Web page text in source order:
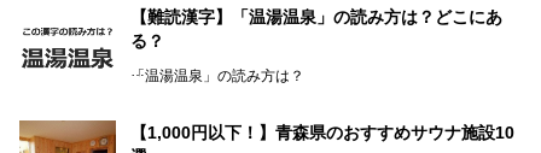
ですが、実はあいのり温泉も決して見逃せない極上湯のひと
つ。その魅力を徹底解説します！
の山並みを眺めながら温泉に浸かり、お食事処でおいしいご
当地グルメを味わうひとときは格別ですね！
今回は、青森県でおすすめのスーパー銭湯を紹介します。
ください。
【難読漢字】「温湯温泉」の読み方は？どこにあ
る？
「温湯温泉」の読み方は？
か？
【1,000円以下！】青森県のおすすめサウナ施設10